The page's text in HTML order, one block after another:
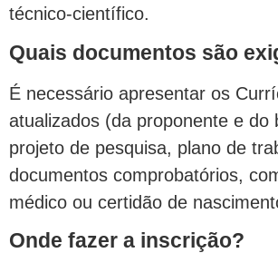
técnico-científico.
Quais documentos são
É necessário apresentar os
atualizados (da proponente e do
projeto de pesquisa, plano de
documentos comprobatórios,
médico ou certidão de
Onde fazer a inscrição?